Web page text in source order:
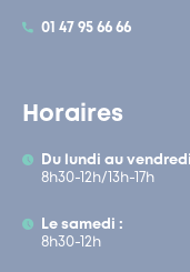
01 47 95 66 66
Horaires
Du lundi au
8h30-12h/13h-17h
Le samedi :
8h30-12h